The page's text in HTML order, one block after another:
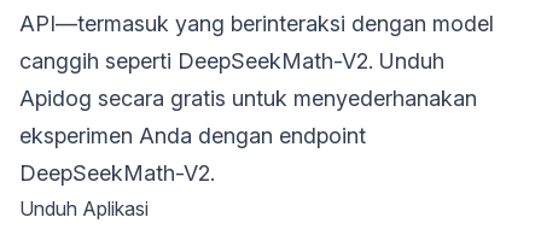
API—termasuk yang berinteraksi dengan model
canggih seperti DeepSeekMath-V2. Unduh
Apidog secara gratis untuk menyederhanakan
eksperimen Anda dengan endpoint
DeepSeekMath-V2.
Unduh Aplikasi